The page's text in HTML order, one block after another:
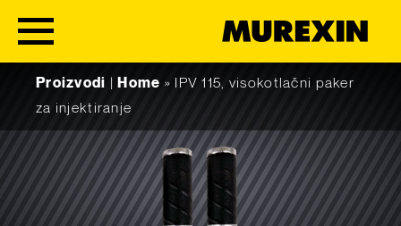
Proizvodi
Home »
IPV 115, visokotlačni paker
za injektiranje